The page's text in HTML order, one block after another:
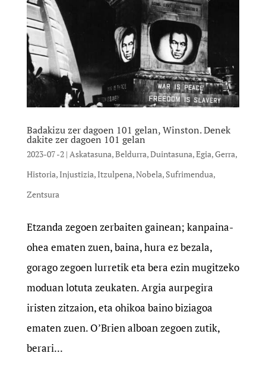
Badakizu zer dagoen 101 gelan, Winston. Denek
dakite zer dagoen 101 gelan
2023-07 -2| Askatasuna,Beldurra,Duintasuna,Egia,Gerra,
Historia,Injustizia,Itzulpena,Nobela, Sufrimendua,
Zentsura
Etzanda zegoen zerbaiten gainean; kanpaina-
ohea ematen zuen, baina, hura ez bezala,
gorago zegoen lurretik eta bera ezin mugitzeko
moduan lotuta zeukaten. Argia aurpegira
iristen zitzaion, eta ohikoa baino biziagoa
ematen zuen. O’Brien alboan zegoen zutik,
berari...